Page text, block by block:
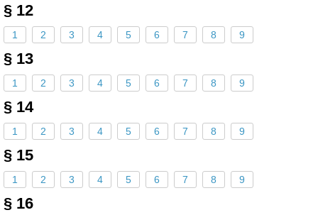
§ 12
1 2 3 4 5 6 7 8 9
§ 13
1 2 3 4 5 6 7 8 9
§ 14
1 2 3 4 5 6 7 8 9
§ 15
1 2 3 4 5 6 7 8 9
§ 16